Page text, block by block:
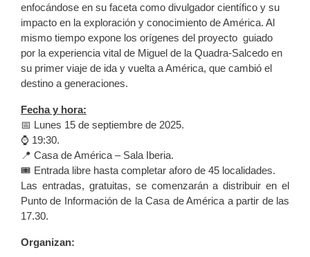
enfocándose en su faceta como divulgador científico y su
impacto en la exploración y conocimiento de América. Al
mismo tiempo expone los orígenes del proyecto guiado
por la experiencia vital de Miguel de la Quadra-Salcedo en
su primer viaje de ida y vuelta a América, que cambió el
destino a generaciones.
Fecha y hora:
📅 Lunes 15 de septiembre de 2025.
⌚️ 19:30.
📍 Casa de América – Sala Iberia.
🎟️ Entrada libre hasta completar aforo de 45 localidades.
Las entradas, gratuitas, se comenzarán a distribuir en el
Punto de Información de la Casa de América a partir de las
17.30.
Organizan: